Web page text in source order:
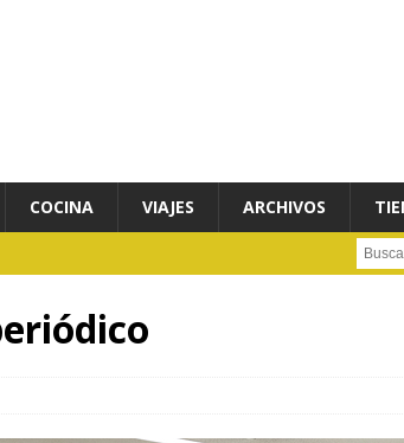
COCINA VIAJES ARCHIVOS